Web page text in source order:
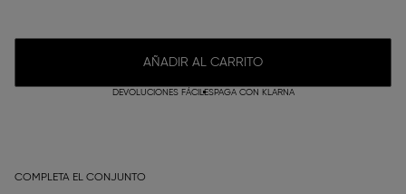
AÑADIR AL CARRITO
DEVOLUCIONES FÁCILESPAGA CON KLARNA
COMPLETA EL CONJUNTO